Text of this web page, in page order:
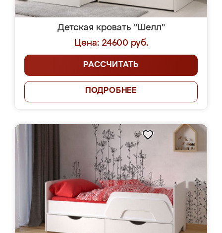
Детская кровать "Шелл"
Цена: 24600 руб.
РАССЧИТАТЬ
ПОДРОБНЕЕ